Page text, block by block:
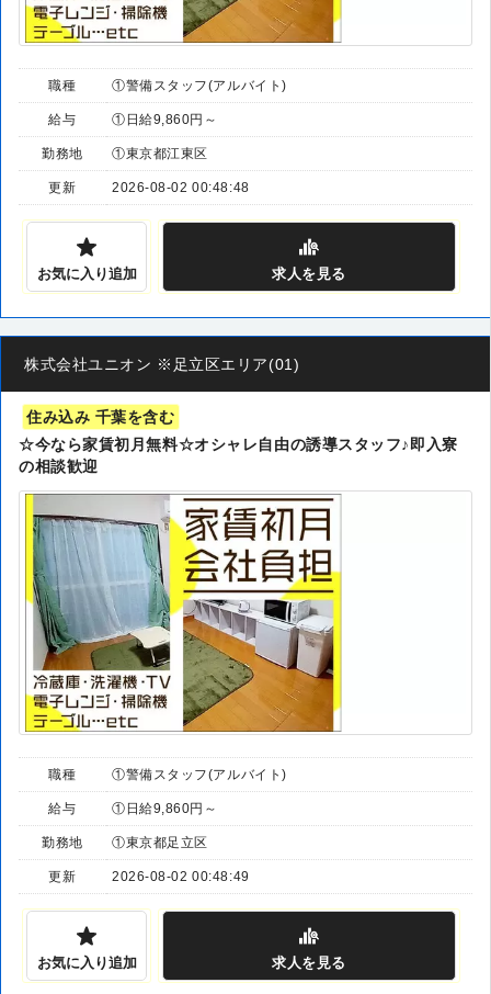
職種 ①警備スタッフ(アルバイト)
給与 ①日給9,860円～
勤務地 ①東京都江東区
更新 2026-08-02 00:48:48
お気に入り追加 求人を見る
株式会社ユニオン ※足立区エリア(01)
住み込み 千葉を含む
☆今なら家賃初月無料☆オシャレ自由の誘導スタッフ♪即入寮
の相談歓迎
職種 ①警備スタッフ(アルバイト)
給与 ①日給9,860円～
勤務地 ①東京都足立区
更新 2026-08-02 00:48:49
お気に入り追加 求人 を見る